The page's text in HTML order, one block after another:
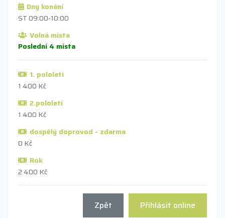
Dny konání
ST 09:00-10:00
Volná místa
Poslední 4 místa
1. pololetí
1 400 Kč
2.pololetí
1 400 Kč
dospělý doprovod - zdarma
0 Kč
Rok
2 400 Kč
Přihlásit online
Zpět